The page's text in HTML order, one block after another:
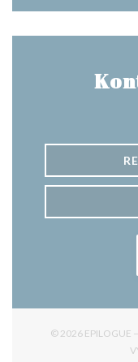
© 2026 EPILOGUE